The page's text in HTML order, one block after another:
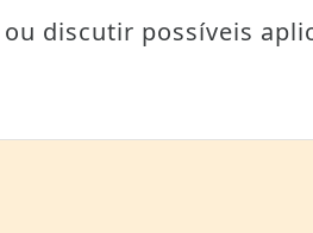
discutir possíveis